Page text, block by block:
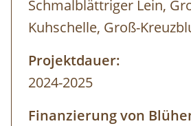
Schmalblättriger Lein,
Kuhschelle, Groß-
Projektdauer:
2024-2025
Finanzierung von